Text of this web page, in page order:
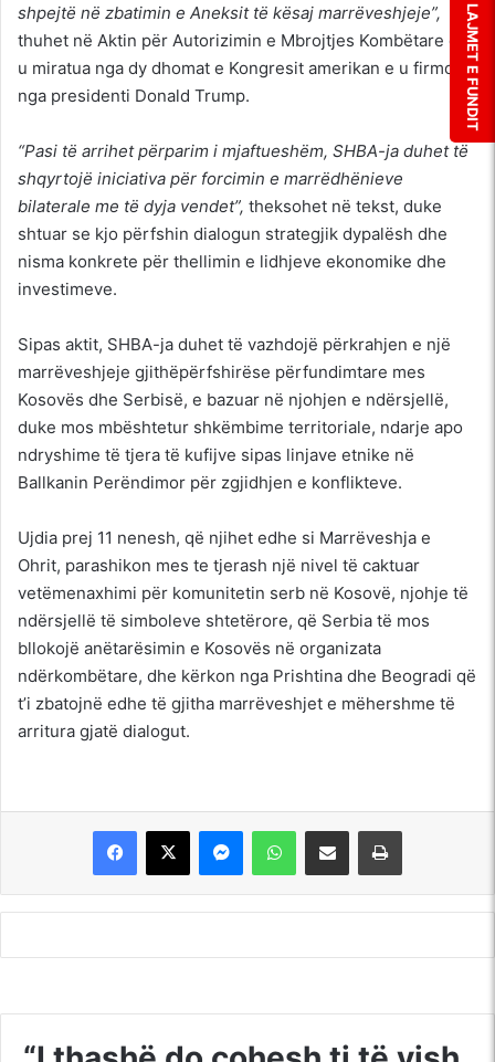
shpejtë në zbatimin e Aneksit të kësaj marrëveshjeje”,
thuhet në Aktin për Autorizimin e Mbrojtjes Kombëtare që
u miratua nga dy dhomat e Kongresit amerikan e u firmos
nga presidenti Donald Trump.
“Pasi të arrihet përparim i mjaftueshëm, SHBA-ja duhet të
shqyrtojë iniciativa për forcimin e marrëdhënieve
bilaterale me të dyja vendet”, theksohet në tekst, duke
shtuar se kjo përfshin dialogun strategjik dypalësh dhe
nisma konkrete për thellimin e lidhjeve ekonomike dhe
investimeve.
Sipas aktit, SHBA-ja duhet të vazhdojë përkrahjen e një
marrëveshjeje gjithëpërfshirëse përfundimtare mes
Kosovës dhe Serbisë, e bazuar në njohjen e ndërsjellë,
duke mos mbështetur shkëmbime territoriale, ndarje apo
ndryshime të tjera të kufijve sipas linjave etnike në
Ballkanin Perëndimor për zgjidhjen e konflikteve.
Ujdia prej 11 nenesh, që njihet edhe si Marrëveshja e
Ohrit, parashikon mes te tjerash një nivel të caktuar
vetëmenaxhimi për komunitetin serb në Kosovë, njohje të
ndërsjellë të simboleve shtetërore, që Serbia të mos
bllokojë anëtarësimin e Kosovës në organizata
ndërkombëtare, dhe kërkon nga Prishtina dhe Beogradi që
t’i zbatojnë edhe të gjitha marrëveshjet e mëhershme të
arritura gjatë dialogut.
LAJMET E FUNDIT